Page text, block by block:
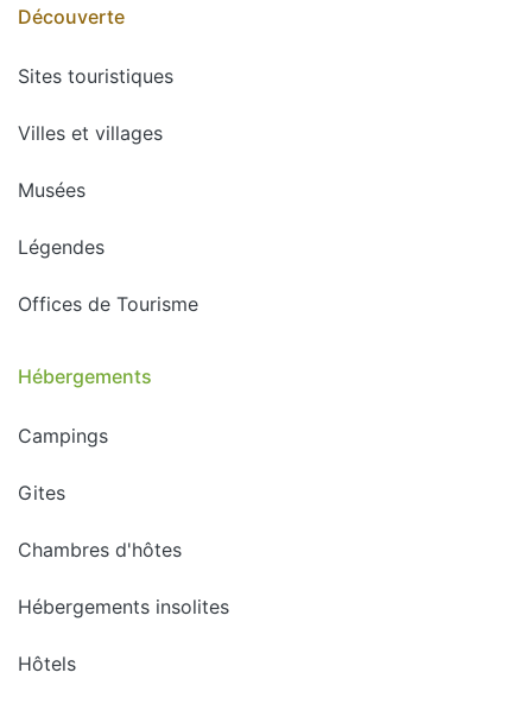
Découverte
Sites touristiques
Villes et villages
Musées
Légendes
Offices de Tourisme
Hébergements
Campings
Gites
Chambres d'hôtes
Hébergements insolites
Hôtels